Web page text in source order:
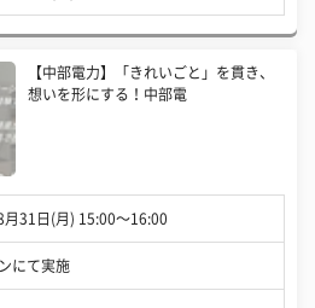
【中部電力】「きれいごと」を貫き、
想いを形にする！中部電
月31日(月) 15:00〜16:00
にて実施